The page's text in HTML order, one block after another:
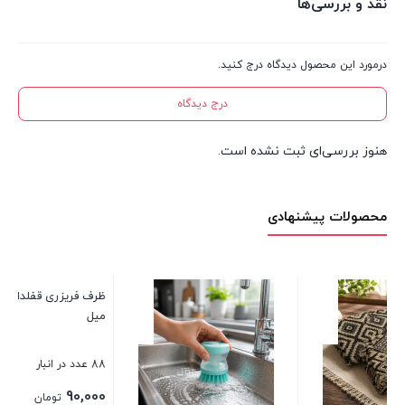
نقد و بررسی‌ها
درمورد این محصول دیدگاه درج کنید.
درج دیدگاه
هنوز بررسی‌ای ثبت نشده است.
محصولات پیشنهادی